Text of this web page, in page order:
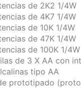
de 2K2 1/4W
de 4K7 1/4W
de 10K 1/4W
de 47K 1/4W
de 100K 1/4W
de 3 X AA con
tipo AA
prototipado